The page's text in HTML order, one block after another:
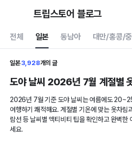
트립스토어 블로그
전체 일본 동남아 대만/홍콩/
일본3,928개의 글
도야 날씨 2026년 7월 계절별
2026년 7월 기준 도야 날씨는 여름에도
여행하기 쾌적해요. 계절별 기온에 맞는 옷차림
람선 등 날씨별 액티비티 팁을 확인하고 완벽한
세요.